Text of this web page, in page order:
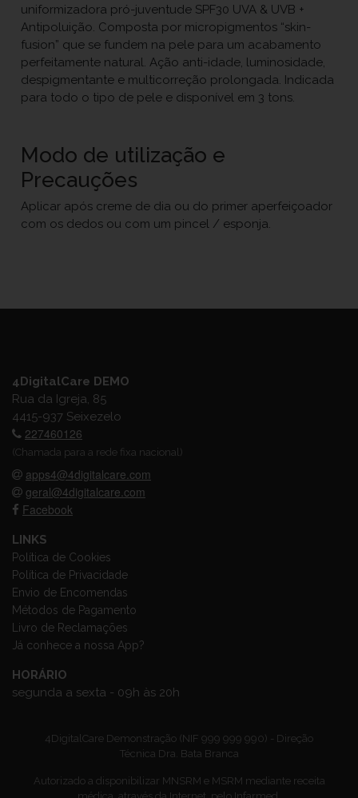
uniformizadora pró-juventude SPF30 UVA & UVB +
Antipoluição. Composta por micropigmentos “skin-
fusion” que se fundem na pele para um acabamento
perfeitamente natural. Ação anti-idade, luminosidade,
despigmentante e multicorreção prolongada. Indicada
para todo o tipo de pele e disponível em 3 tons.
Modo de utilização e
Precauções
Aplicar após creme de dia ou do primer aperfeiçoador
com os dedos ou com um pincel / esponja.
4DigitalCare DEMO
Rua da Igreja, 85
4415-937 Seixezelo
227460126
(Chamada para a rede fixa nacional)
apps4@4digitalcare.com
geral@4digitalcare.com
Facebook
LINKS
Política de Cookies
Política de Privacidade
Envio de Encomendas
Métodos de Pagamento
Livro de Reclamações
Já conhece a nossa App?
HORÁRIO
segunda a sexta - 09h às 20h
4DigitalCare Demonstração (NIF 999 999 990) - Direção
Técnica Dra. Bata Branca
Autorizado a disponibilizar MNSRM e MSRM mediante receita